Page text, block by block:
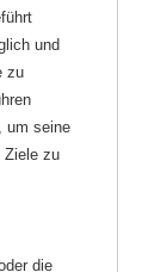
und
zu
um seine
Ziele zu
die